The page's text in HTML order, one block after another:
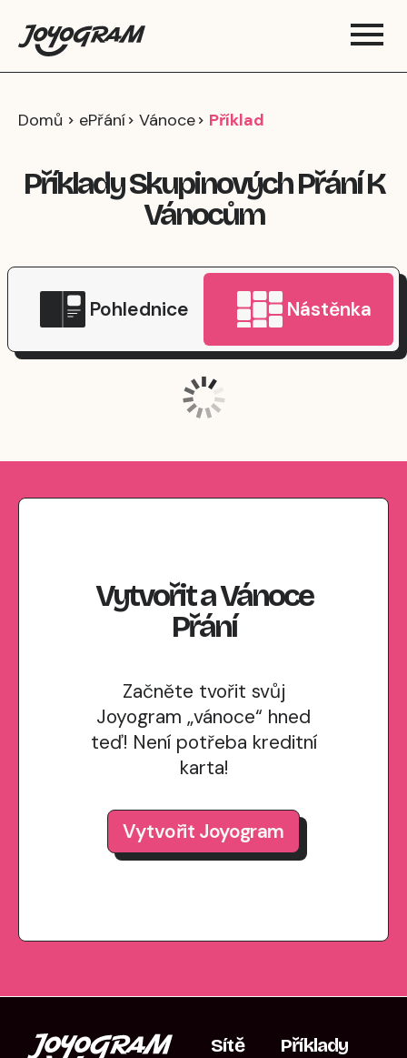
Domů ePřání Vánoce Příklad
Příklady Skupinových Přání K
Vánocům
Pohlednice Nástěnka
VytvořitaVánoce
Přání
Začněte tvořit svůj
Joyogram „vánoce“ hned
teď! Není potřeba kreditní
karta!
Vytvořit Joyogram
Sítě Příklady